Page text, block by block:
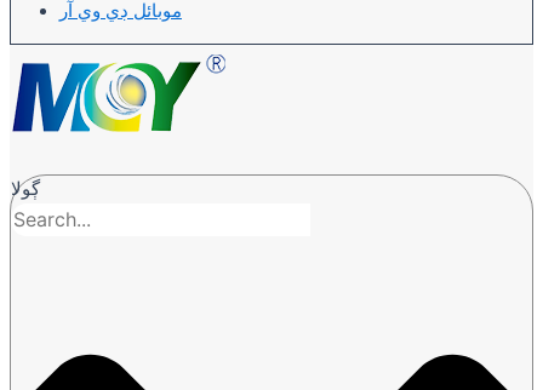
موبائل ڊي وي آر
ڳولا